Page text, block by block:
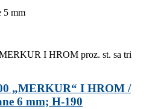
5 mm
„MERKUR“ I HROM /
6 mm; H-190